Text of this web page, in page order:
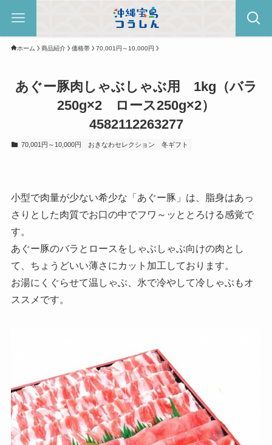
ホーム 商品紹介 価格帯 70,001円～10,000円
あぐー豚肉しゃぶしゃぶ用 1kg（バラ
250g×2 ロース250g×2）
4582112263277
70,001円～10,000円 おきなわセレクション 冬ギフト
小型で肉量が少ない希少な「あぐー豚」は、脂身はあっ
さりとした肉質でお口の中でフワ～ッととろける感覚で
す。
あぐー豚のバラとロースをしゃぶしゃぶ向けの肉とし
て、ちょうどいい薄さにカット加工しております。
お湯にくぐらせて温しゃぶ、氷で冷やして冷しゃぶもオ
ススメです。